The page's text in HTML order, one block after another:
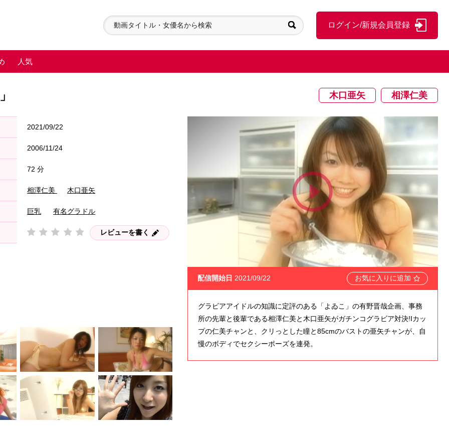
ログイン/新規会員登録
人気
相澤仁美
木口亜矢
2021/09/22
2006/11/24
72 分
相澤仁美 木口亜矢
巨乳 有名グラドル
レビューを書く
配信開始日 2021/09/22 お気に入りに追加
グラビアアイドルの知識に定評のある「よゐこ」の有野晋哉企画、事務
所の先輩と後輩である相澤仁美と木口亜矢がガチンコグラビア対決!Iカッ
プの仁美チャンと、クリっとした瞳と85cmのバストの亜矢チャンが、自
慢のボディでセクシーポーズを連発。